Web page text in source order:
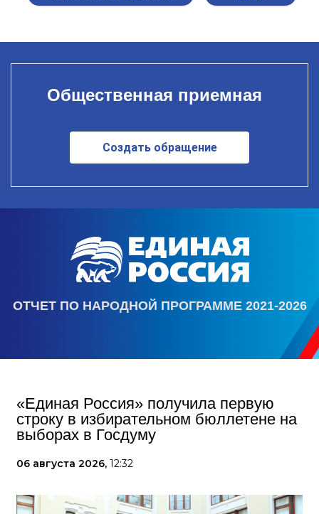
Общественная приемная
Создать обращение
ОТЧЕТ ПО НАРОДНОЙ ПРОГРАММЕ 2021-2026
«Единая Россия» получила первую
строку в избирательном бюллетене на
выборах в Госдуму
06 августа 2026, 12:32